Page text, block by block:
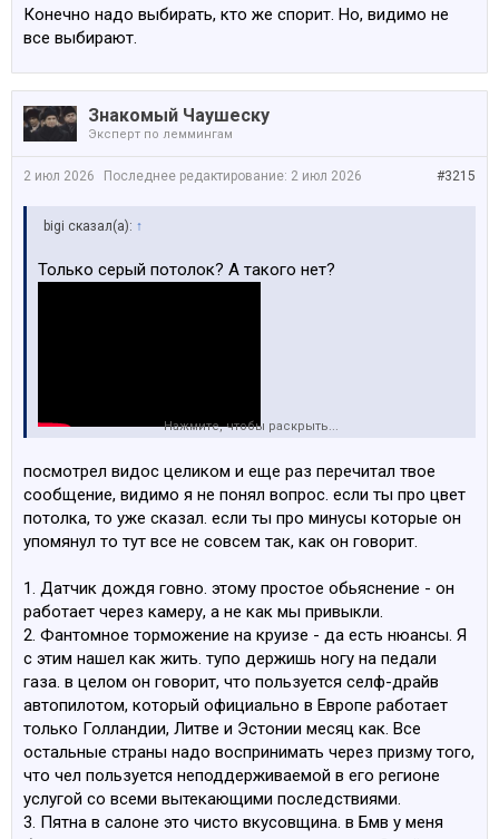
Конечно надо выбирать, кто же спорит. Но, видимо не
все выбирают.
Знакомый Чаушеску
Эксперт по леммингам
#3215
2 июл 2026 Последнее редактирование: 2 июл 2026
bigi сказал(а): ↑
Только серый потолок? А такого нет?
Нажмите, чтобы раскрыть...
посмотрел видос целиком и еще раз перечитал твое
сообщение, видимо я не понял вопрос. если ты про цвет
потолка, то уже сказал. если ты про минусы которые он
упомянул то тут все не совсем так, как он говорит.
1. Датчик дождя говно. этому простое обьяснение - он
работает через камеру, а не как мы привыкли.
2. Фантомное торможение на круизе - да есть нюансы. Я
с этим нашел как жить. тупо держишь ногу на педали
газа. в целом он говорит, что пользуется селф-драйв
автопилотом, который официально в Европе работает
только Голландии, Литве и Эстонии месяц как. Все
остальные страны надо воспринимать через призму того,
что чел пользуется неподдерживаемой в его регионе
услугой со всеми вытекающими последствиями.
3. Пятна в салоне это чисто вкусовщина. в Бмв у меня